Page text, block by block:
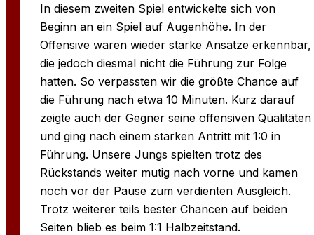
In diesem zweiten Spiel entwickelte sich von
Beginn an ein Spiel auf Augenhöhe. In der
Offensive waren wieder starke Ansätze erkennbar,
die jedoch diesmal nicht die Führung zur Folge
hatten. So verpassten wir die größte Chance auf
die Führung nach etwa 10 Minuten. Kurz darauf
zeigte auch der Gegner seine offensiven Qualitäten
und ging nach einem starken Antritt mit 1:0 in
Führung. Unsere Jungs spielten trotz des
Rückstands weiter mutig nach vorne und kamen
noch vor der Pause zum verdienten Ausgleich.
Trotz weiterer teils bester Chancen auf beiden
Seiten blieb es beim 1:1 Halbzeitstand.